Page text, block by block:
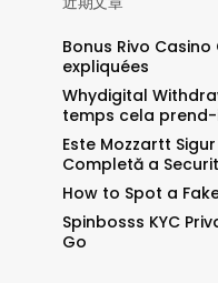
Bonus Rivo
expliquées
Whydigital
temps cela
Este Mozzartt
Completă a
How to Spot a
Spinbosss KYC
Go